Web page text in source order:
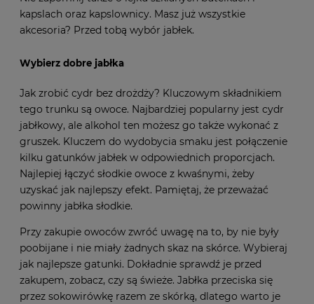
kapslach oraz kapslownicy. Masz już wszystkie
akcesoria? Przed tobą wybór jabłek.
Wybierz dobre jabłka
Jak zrobić cydr bez drożdży? Kluczowym składnikiem
tego trunku są owoce. Najbardziej popularny jest cydr
jabłkowy, ale alkohol ten możesz go także wykonać z
gruszek. Kluczem do wydobycia smaku jest połączenie
kilku gatunków jabłek w odpowiednich proporcjach.
Najlepiej łączyć słodkie owoce z kwaśnymi, żeby
uzyskać jak najlepszy efekt. Pamiętaj, że przeważać
powinny jabłka słodkie.
Przy zakupie owoców zwróć uwagę na to, by nie były
poobijane i nie miały żadnych skaz na skórce. Wybieraj
jak najlepsze gatunki. Dokładnie sprawdź je przed
zakupem, zobacz, czy są świeże. Jabłka przeciska się
przez sokowirówkę razem ze skórką, dlatego warto je